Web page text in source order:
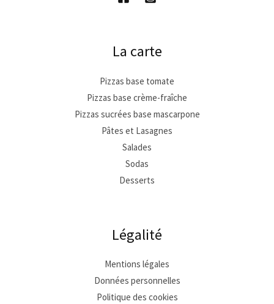
La carte
Pizzas base tomate
Pizzas base crème-fraîche
Pizzas sucrées base mascarpone
Pâtes et Lasagnes
Salades
Sodas
Desserts
Légalité
Mentions légales
Données personnelles
Politique des cookies